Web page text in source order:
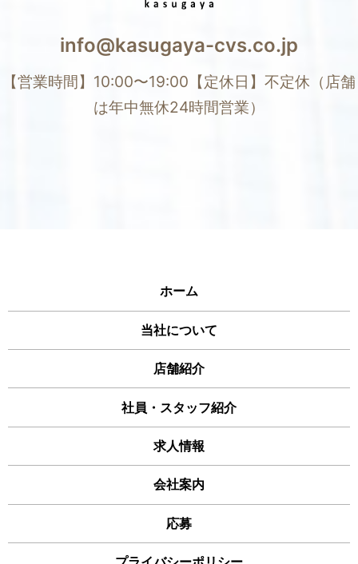
info@kasugaya-cvs.co.jp
【営業時間】 10:00〜19:00 【定休日】 不定休（店舗
は年中無休24時間営業）
ホーム
当社について
店舗紹介
社員・スタッフ紹介
求人情報
会社案内
応募